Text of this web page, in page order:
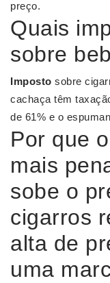
preço.
Quais
sobre
Imposto sobre
cachaça têm
de 61% e o
Por que
mais
sobe o
cigarros
alta de
uma